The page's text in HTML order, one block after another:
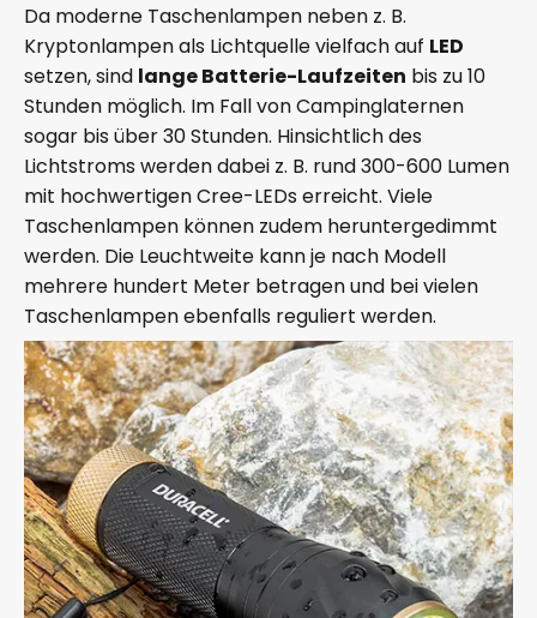
Da moderne Taschenlampen neben z. B.
Kryptonlampen als Lichtquelle vielfach auf LED
setzen, sind lange Batterie-Laufzeiten bis zu 10
Stunden möglich. Im Fall von Campinglaternen
sogar bis über 30 Stunden. Hinsichtlich des
Lichtstroms werden dabei z. B. rund 300-600 Lumen
mit hochwertigen Cree-LEDs erreicht. Viele
Taschenlampen können zudem heruntergedimmt
werden. Die Leuchtweite kann je nach Modell
mehrere hundert Meter betragen und bei vielen
Taschenlampen ebenfalls reguliert werden.